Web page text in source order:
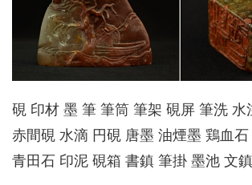
硯 印材 墨 筆 筆筒 筆架 硯屏 筆洗 水
赤間硯 水滴 円硯 唐墨 油煙墨 鶏血
青田石 印泥 硯箱 書鎮 筆掛 墨池 文鎮